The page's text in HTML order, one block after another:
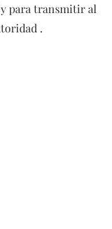
para transmitir al
.